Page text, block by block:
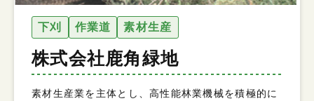
下刈 作業道 素材生産
株式会社鹿角緑地
素材生産業を主体とし、高性能林業機械を積極的に